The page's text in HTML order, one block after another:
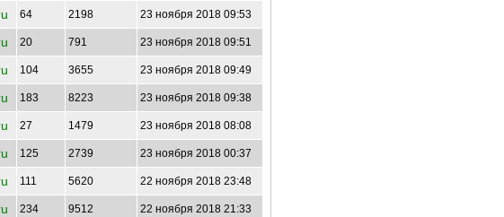
64 2198 23 ноября 2018 09:53
20 791 23 ноября 2018 09:51
104 3655 23 ноября 2018 09:49
183 8223 23 ноября 2018 09:38
27 1479 23 ноября 2018 08:08
125 2739 23 ноября 2018 00:37
111 5620 22 ноября 2018 23:48
234 9512 22 ноября 2018 21:33